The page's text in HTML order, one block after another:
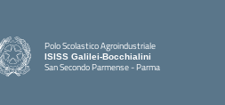
Polo Scolastico Agroindustriale
ISISS Galilei-Bocchialini
San Secondo Parmense - Parma